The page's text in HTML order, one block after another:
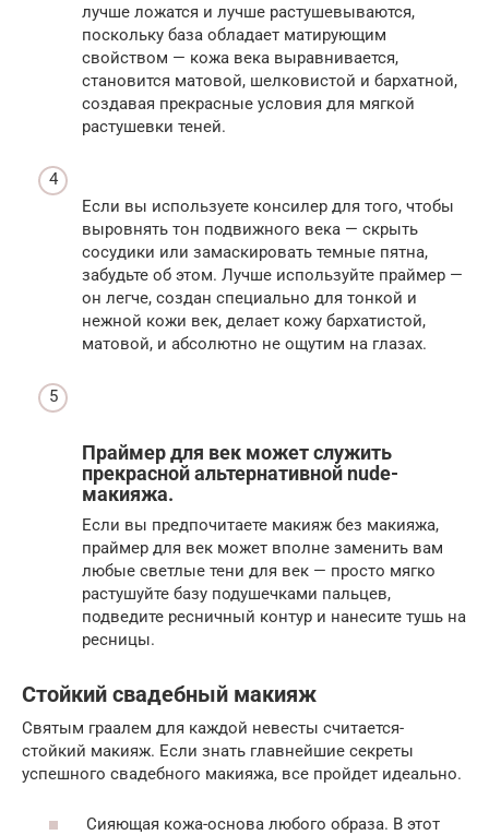
лучше ложатся и лучше растушевываются,
поскольку база обладает матирующим
свойством — кожа века выравнивается,
становится матовой, шелковистой и бархатной,
создавая прекрасные условия для мягкой
растушевки теней.
Если вы используете консилер для того, чтобы
выровнять тон подвижного века — скрыть
сосудики или замаскировать темные пятна,
забудьте об этом. Лучше используйте праймер —
он легче, создан специально для тонкой и
нежной кожи век, делает кожу бархатистой,
матовой, и абсолютно не ощутим на глазах.
Праймер для век может служить
прекрасной альтернативной nude-
макияжа.
Если вы предпочитаете макияж без макияжа,
праймер для век может вполне заменить вам
любые светлые тени для век — просто мягко
растушуйте базу подушечками пальцев,
подведите ресничный контур и нанесите тушь на
ресницы.
Стойкий свадебный макияж
Святым граалем для каждой невесты считается-
стойкий макияж. Если знать главнейшие секреты
успешного свадебного макияжа, все пройдет идеально.
Сияющая кожа-основа любого образа. В этот